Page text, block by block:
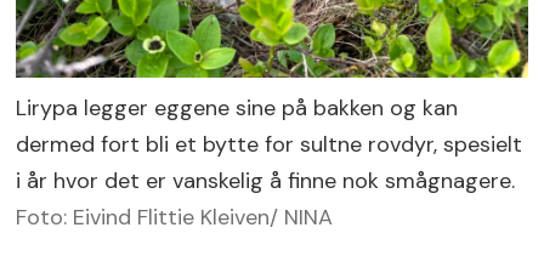
Lirypa legger eggene sine på bakken og kan
dermed fort bli et bytte for sultne rovdyr, spesielt
i år hvor det er vanskelig å finne nok smågnagere.
Foto: Eivind Flittie Kleiven/ NINA